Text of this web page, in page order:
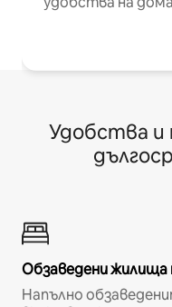
Удобства и
Обзаведени жилища
Напълно